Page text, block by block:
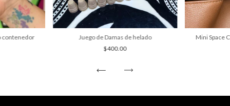
contenedor
Juego de Damas de helado
$400.00
Mini Space